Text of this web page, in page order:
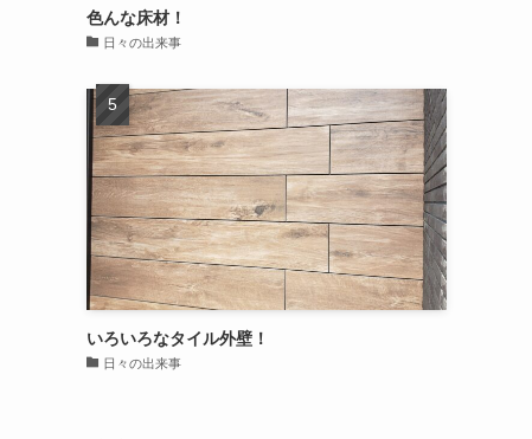
色んな床材！
日々の出来事
いろいろなタイル外壁！
日々の出来事